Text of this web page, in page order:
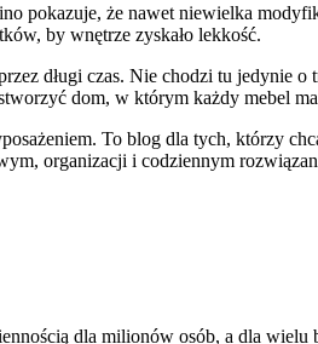
pokazuje, że nawet niewielka
by wnętrze zyskało lekkość.
długi czas. Nie chodzi tu jedynie
dom, w którym każdy mebel
To blog dla tych, którzy
organizacji i codziennym
dla milionów osób, a dla